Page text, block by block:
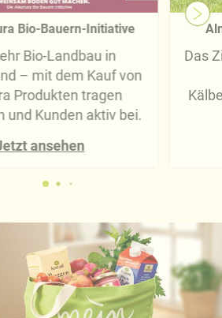
Bio-Bauern-Initiative
Bio-Landbau in
– mit dem Kauf von
Produkten tragen
und Kunden aktiv bei.
ansehen
Das